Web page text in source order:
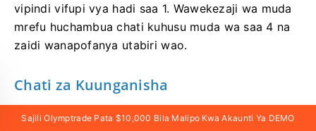
vipindi vifupi vya hadi saa 1. Wawekezaji wa muda
mrefu huchambua chati kuhusu muda wa saa 4 na
zaidi wanapofanya utabiri wao.
Chati za Kuunganisha
Madirisha yanaweza kuonyesha chati tofauti za
Sajili Olymptrade Pata $10,000 Bila Malipo Kwa Akaunti Ya DEMO